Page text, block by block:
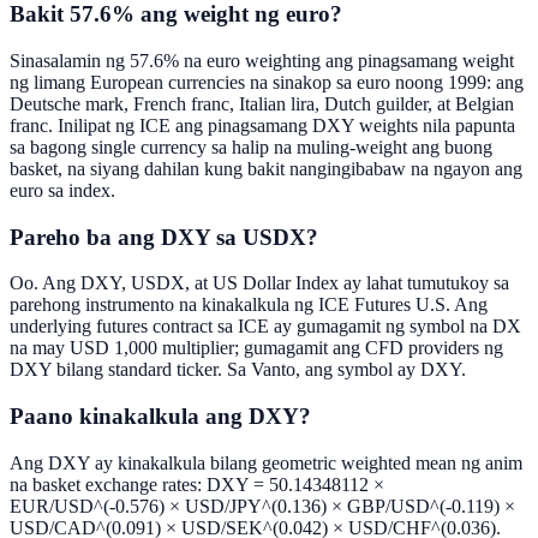
Bakit 57.6% ang weight ng euro?
Sinasalamin ng 57.6% na euro weighting ang pinagsamang weight
ng limang European currencies na sinakop sa euro noong 1999: ang
Deutsche mark, French franc, Italian lira, Dutch guilder, at Belgian
franc. Inilipat ng ICE ang pinagsamang DXY weights nila papunta
sa bagong single currency sa halip na muling-weight ang buong
basket, na siyang dahilan kung bakit nangingibabaw na ngayon ang
euro sa index.
Pareho ba ang DXY sa USDX?
Oo. Ang DXY, USDX, at US Dollar Index ay lahat tumutukoy sa
parehong instrumento na kinakalkula ng ICE Futures U.S. Ang
underlying futures contract sa ICE ay gumagamit ng symbol na DX
na may USD 1,000 multiplier; gumagamit ang CFD providers ng
DXY bilang standard ticker. Sa Vanto, ang symbol ay DXY.
Paano kinakalkula ang DXY?
Ang DXY ay kinakalkula bilang geometric weighted mean ng anim
na basket exchange rates: DXY = 50.14348112 ×
EUR/USD^(-0.576) × USD/JPY^(0.136) × GBP/USD^(-0.119) ×
USD/CAD^(0.091) × USD/SEK^(0.042) × USD/CHF^(0.036).